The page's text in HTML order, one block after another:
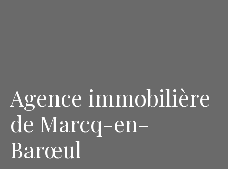
Agence immobilière
de Marcq-en-
Barœul